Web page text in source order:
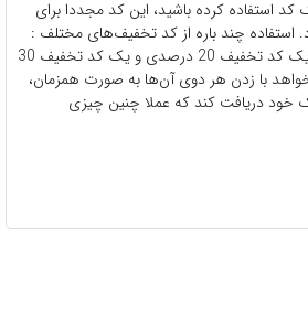
استفاده کرده باشید، این کد مجددا برای
استفاده چند باره از کد تخفیف‌های مختلف :
برای مثال ممکن است فردی یک کد تخفیف 20 درصدی و یک کد تخفیف 30
با زدن هر دوی آن‌ها به صورت همزمان،
خود دریافت کند که عملا چنین چیزی